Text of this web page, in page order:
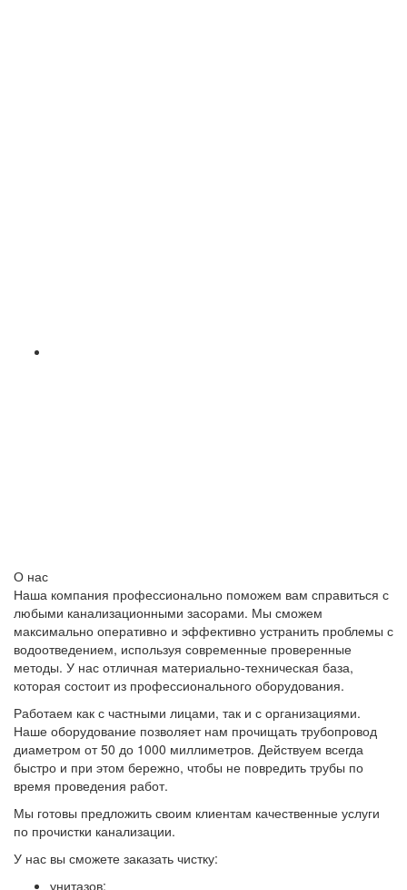
О нас
Наша компания профессионально поможем вам справиться с
любыми канализационными засорами. Мы сможем
максимально оперативно и эффективно устранить проблемы с
водоотведением, используя современные проверенные
методы. У нас отличная материально-техническая база,
которая состоит из профессионального оборудования.
Работаем как с частными лицами, так и с организациями.
Наше оборудование позволяет нам прочищать трубопровод
диаметром от 50 до 1000 миллиметров. Действуем всегда
быстро и при этом бережно, чтобы не повредить трубы по
время проведения работ.
Мы готовы предложить своим клиентам качественные услуги
по прочистки канализации.
У нас вы сможете заказать чистку:
унитазов;